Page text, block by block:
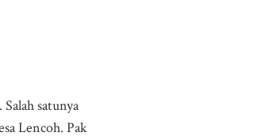
satunya
Lencoh. Pak